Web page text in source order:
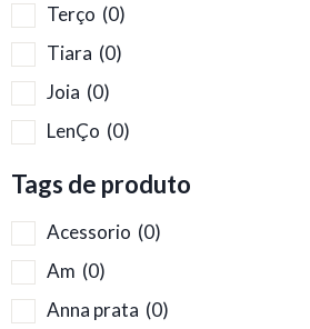
Terço (0)
Tiara (0)
Joia (0)
LenÇo (0)
Tags de produto
Acessorio (0)
Am (0)
Anna prata (0)